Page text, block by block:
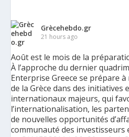
Grècehebdo.gr
21 hours ago
Août est le mois de la
À l’approche du dernier
Enterprise Greece se prépare
de la Grèce dans des initiatives
internationaux majeurs, qui
l’internationalisation, les
de nouvelles opportunités
communauté des investisseurs